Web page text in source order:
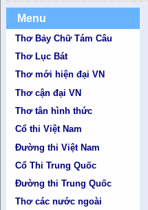
Menu
Thơ Bảy Chữ Tám Câu
Thơ Lục Bát
Thơ mới hiện đại VN
Thơ cận đại VN
Thơ tân hình thức
Cổ thi Việt Nam
Đường thi Việt Nam
Cổ Thi Trung Quốc
Đường thi Trung Quốc
Thơ các nước ngoài